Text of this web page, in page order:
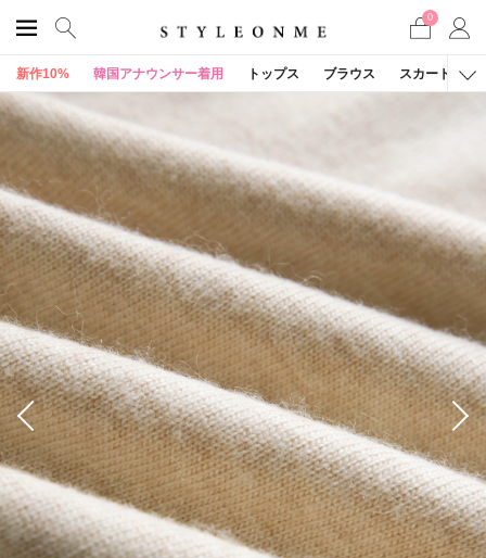
0
新作10% 韓国アナウンサー着用 トップス ブラウス スカート